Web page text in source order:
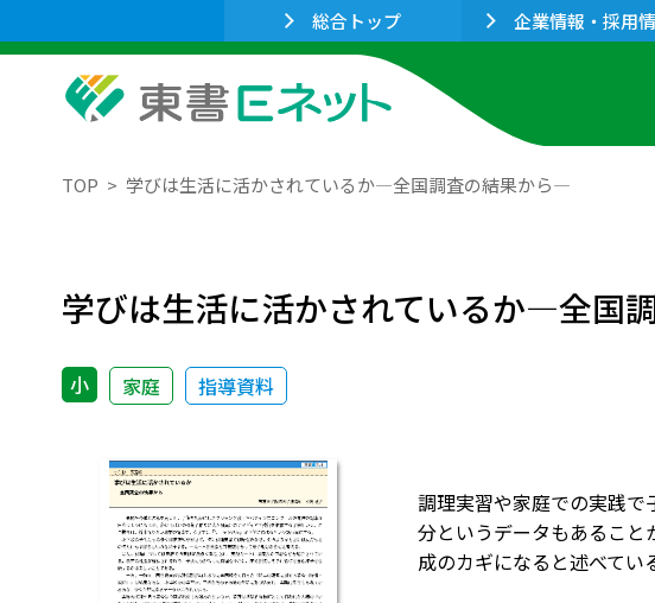
総合トップ 企業情報・採用
TOP 学びは生活に活かされているか―全国調査の結果から―
学びは生活に活かされているか―全国
小 家庭 指導資料
調理実習や家庭での実践
分というデータもあるこ
成のカギになると述べてい